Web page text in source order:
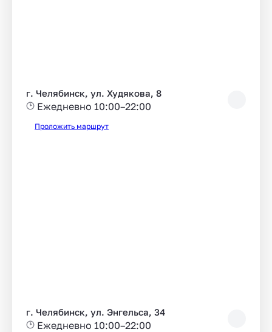
г. Челябинск, ул. Худякова, 8
Ежедневно 10:00–22:00
Проложить маршрут
г. Челябинск, ул. Энгельса, 34
Ежедневно 10:00–22:00